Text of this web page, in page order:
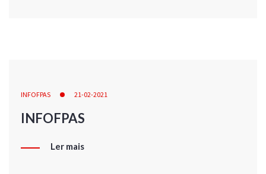
INFOFPAS 21-02-2021
INFOFPAS
Ler mais